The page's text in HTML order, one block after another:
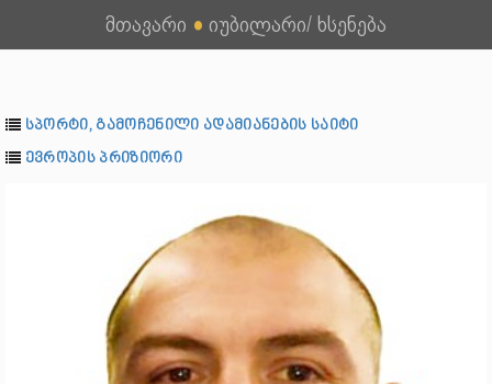
მთავარი ● იუბილარი/ ხსენება
სპორტი, გამოჩენილი ადამიანების საიტი
ევროპის პრიზიორი